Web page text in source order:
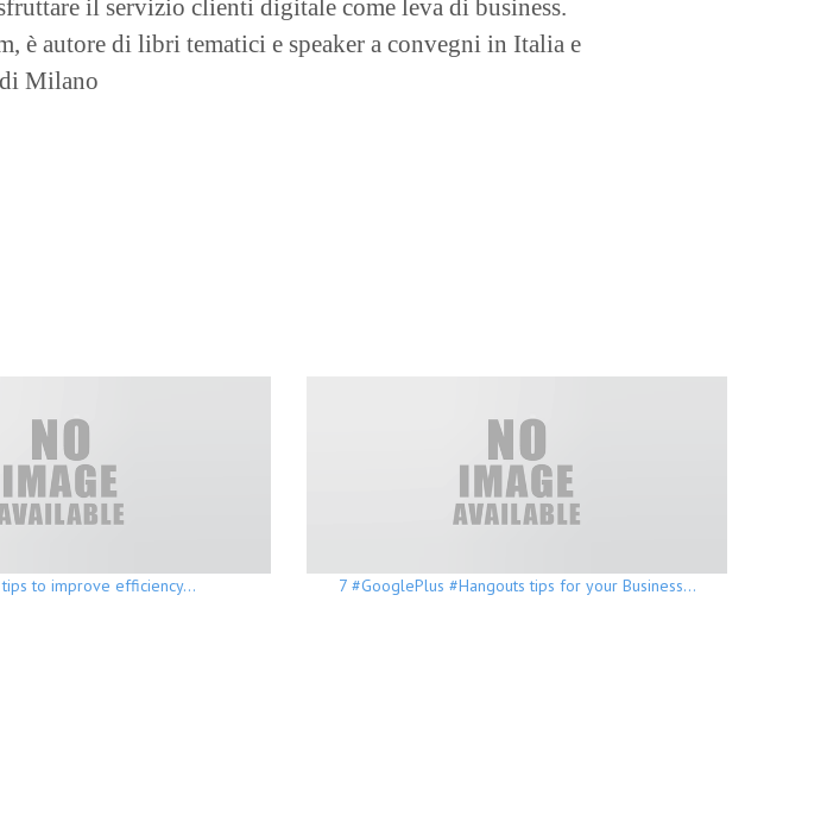
il servizio clienti digitale come leva di business.
è autore di libri tematici e speaker a convegni in Italia e
Milano
to improve efficiency… 7 #GooglePlus #Hangouts tips for your Business…